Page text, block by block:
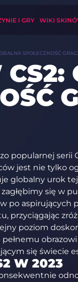
I GRY WIKI
SPOŁECZNOŚĆ
CS2:
popularnej serii
jest nie tylko
globalny urok
się w
po aspirujących
przyciągając
poziom
się świecie
W 2023